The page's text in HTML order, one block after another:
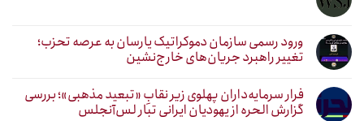
ورود رسمی سازمان دموکراتیک یارسان به عرصه تحزب؛
تغییر راهبرد جریان‌های خارج‌نشین
فرار سرمایه‌داران پهلوی زیر نقابِ «تبعید مذهبی»؛ بررسی
گزارش الحره از یهودیان ایرانی تبار لس‌آنجلس